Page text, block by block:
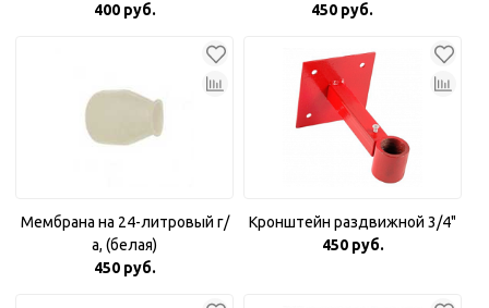
400 руб.
450 руб.
Мембрана на 24-литровый г/
а, (белая)
450 руб.
Кронштейн раздвижной 3/4"
450 руб.